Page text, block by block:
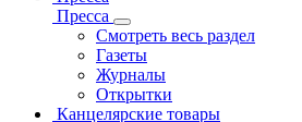
Пресса
Смотреть весь раздел
Газеты
Журналы
Открытки
Канцелярские товары